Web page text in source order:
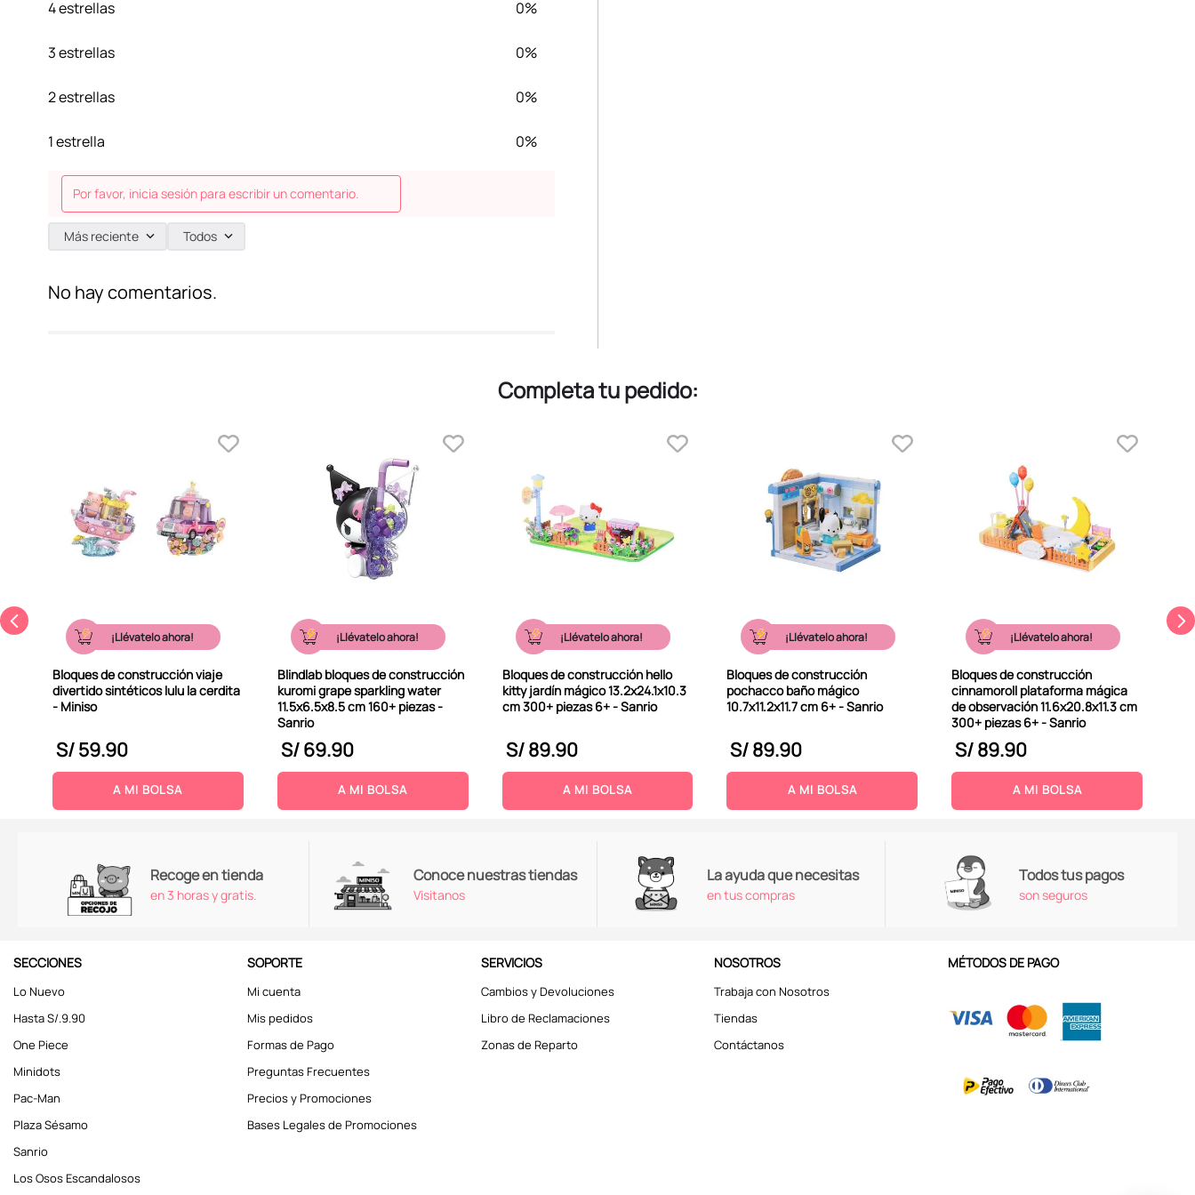
4 estrellas 0%
3 estrellas 0%
2 estrellas 0%
1 estrella 0%
Por favor, inicia sesión para escribir un comentario.
Más reciente Todos
No hay comentarios.
Completa tu pedido:
¡Llévatelo ahora!
Bloques de construcción viaje
divertido sintéticos lulu la cerdita
- Miniso
S/59.90
A MI BOLSA
¡Llévatelo ahora!
Blindlab bloques de construcción
kuromi grape sparkling water
11.5x6.5x8.5 cm 160+ piezas -
Sanrio
S/69.90
A MI BOLSA
¡Llévatelo ahora!
Bloques de construcción hello
kitty jardín mágico 13.2x24.1x10.3
cm 300+ piezas 6+ - Sanrio
S/89.90
A MI BOLSA
¡Llévatelo ahora!
Bloques de construcción
pochacco baño mágico
10.7x11.2x11.7 cm 6+ - Sanrio
S/89.90
A MI BOLSA
¡Llévatelo ahora!
Bloques de construcción
cinnamoroll plataforma mágica
de observación 11.6x20.8x11.3 cm
300+ piezas 6+ - Sanrio
S/89.90
A MI BOLSA
Recoge en tienda
en 3 horas y gratis.
Conoce nuestras tiendas
Visitanos
La ayuda que necesitas
en tus compras
Todos tus pagos
son seguros
SECCIONES
Lo Nuevo
Hasta S/.9.90
One Piece
Minidots
Pac-Man
Plaza Sésamo
Sanrio
Los Osos Escandalosos
SOPORTE
Mi cuenta
Mis pedidos
Formas de Pago
Preguntas Frecuentes
Precios y Promociones
Bases Legales de Promociones
SERVICIOS
Cambios y Devoluciones
Libro de Reclamaciones
Zonas de Reparto
NOSOTROS
Trabaja con Nosotros
Tiendas
Contáctanos
MÉTODOS DE PAGO